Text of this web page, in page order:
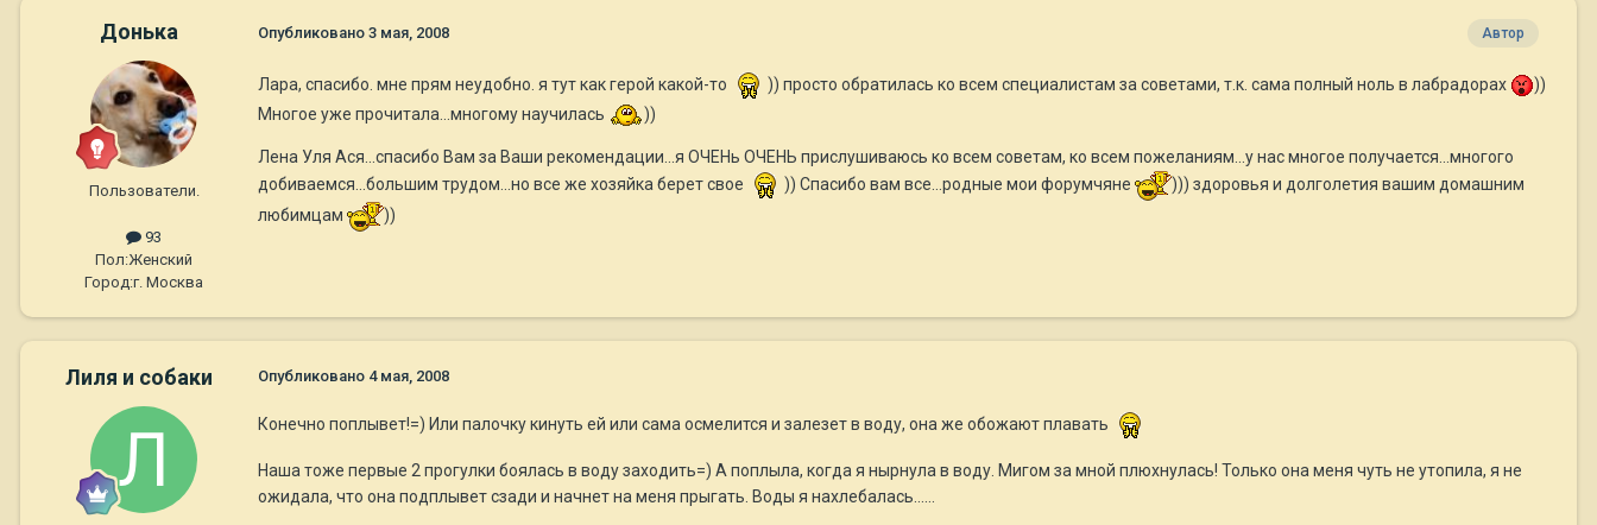
Донька
Пользователи.
93
Пол:Женский
Город:г. Москва
Автор
Опубликовано 3 мая, 2008
Лара, спасибо. мне прям неудобно. я тут как герой какой-то )) просто обратилась ко всем специалистам за советами, т.к. сама полный ноль в лабрадорах
))
Многое уже прочитала...многому научилась
))
Лена Уля Ася...спасибо Вам за Ваши рекомендации...я ОЧЕНь ОЧЕНЬ прислушиваюсь ко всем советам, ко всем пожеланиям...у нас многое получается...многого
добиваемся...большим трудом...но все же хозяйка берет свое
)) Спасибо вам все...родные мои форумчяне
))) здоровья и долголетия вашим домашним
любимцам
))
Лиля и собаки Опубликовано 4 мая, 2008
Конечно поплывет!=) Или палочку кинуть ей или сама осмелится и залезет в воду, она же обожают плавать
Наша тоже первые 2 прогулки боялась в воду заходить=) А поплыла, когда я нырнула в воду. Мигом за мной плюхнулась! Только она меня чуть не утопила, я не
ожидала, что она подплывет сзади и начнет на меня прыгать. Воды я нахлебалась......